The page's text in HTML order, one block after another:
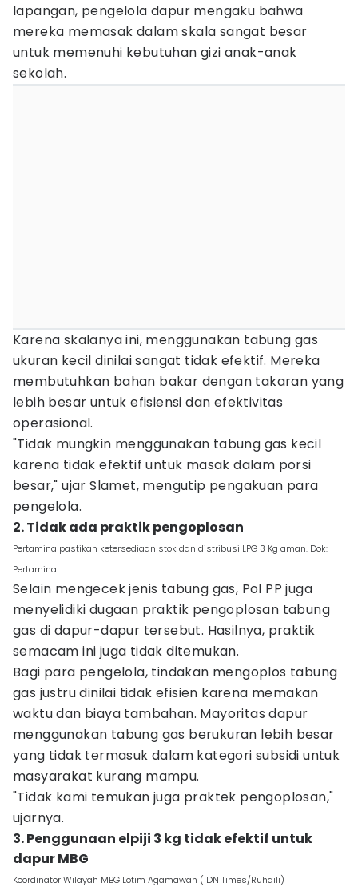
lapangan, pengelola dapur mengaku bahwa
mereka memasak dalam skala sangat besar
untuk memenuhi kebutuhan gizi anak-anak
sekolah.
Karena skalanya ini, menggunakan tabung gas
ukuran kecil dinilai sangat tidak efektif. Mereka
membutuhkan bahan bakar dengan takaran yang
lebih besar untuk efisiensi dan efektivitas
operasional.
"Tidak mungkin menggunakan tabung gas kecil
karena tidak efektif untuk masak dalam porsi
besar," ujar Slamet, mengutip pengakuan para
pengelola.
2. Tidak ada praktik pengoplosan
Pertamina pastikan ketersediaan stok dan distribusi LPG 3 Kg aman. Dok:
Pertamina
Selain mengecek jenis tabung gas, Pol PP juga
menyelidiki dugaan praktik pengoplosan tabung
gas di dapur-dapur tersebut. Hasilnya, praktik
semacam ini juga tidak ditemukan.
Bagi para pengelola, tindakan mengoplos tabung
gas justru dinilai tidak efisien karena memakan
waktu dan biaya tambahan. Mayoritas dapur
menggunakan tabung gas berukuran lebih besar
yang tidak termasuk dalam kategori subsidi untuk
masyarakat kurang mampu.
"Tidak kami temukan juga praktek pengoplosan,"
ujarnya.
3. Penggunaan elpiji 3 kg tidak efektif untuk
dapur MBG
Koordinator Wilayah MBG Lotim Agamawan (IDN Times/Ruhaili)